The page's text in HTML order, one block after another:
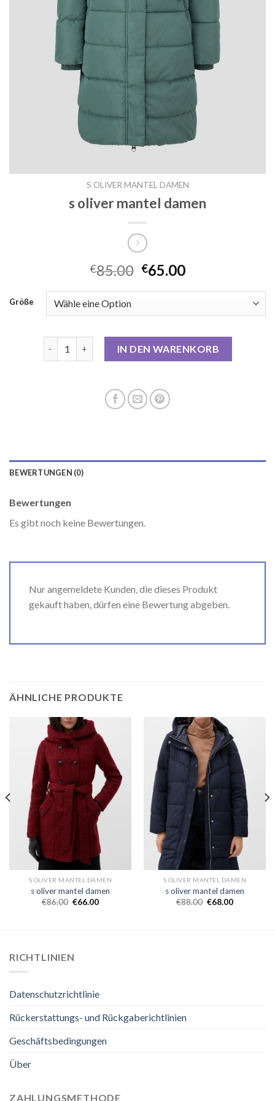
S OLIVER MANTEL DAMEN
s oliver mantel damen
€85.00 €65.00
Größe
IN DEN WARENKORB
BEWERTUNGEN (0)
Bewertungen
Es gibt noch keine Bewertungen.
Nur angemeldete Kunden, die dieses Produkt
gekauft haben, dürfen eine Bewertung abgeben.
ÄHNLICHE PRODUKTE
S OLIVER MANTEL DAMEN
s oliver mantel damen
€86.00 €66.00
S OLIVER MANTEL DAMEN
s oliver mantel damen
€88.00 €68.00
RICHTLINIEN
Datenschutzrichtlinie
Rückerstattungs- und Rückgaberichtlinien
Geschäftsbedingungen
Über
ZAHLUNGSMETHODE